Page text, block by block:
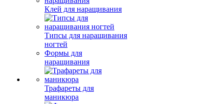
Клей для наращивания
Типсы для наращивания
ногтей
Формы для
наращивания
Трафареты для
маникюра